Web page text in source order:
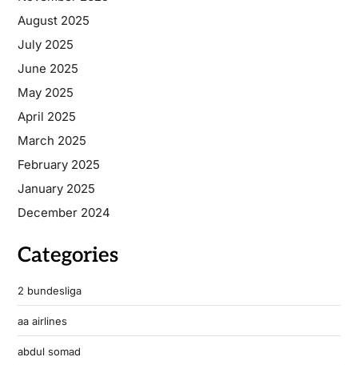
August 2025
July 2025
June 2025
May 2025
April 2025
March 2025
February 2025
January 2025
December 2024
Categories
2 bundesliga
aa airlines
abdul somad